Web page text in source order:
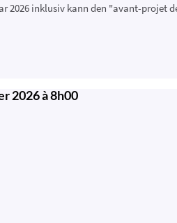
2026 inklusiv kann den "avant-projet
2026 à 8h00